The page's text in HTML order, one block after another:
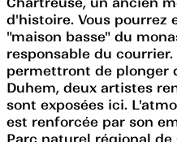
d'histoire. Vous pourrez
"maison basse" du
responsable du
permettront de plonger
Duhem, deux artistes
sont exposées ici.
est renforcée par son
Parc naturel régional de